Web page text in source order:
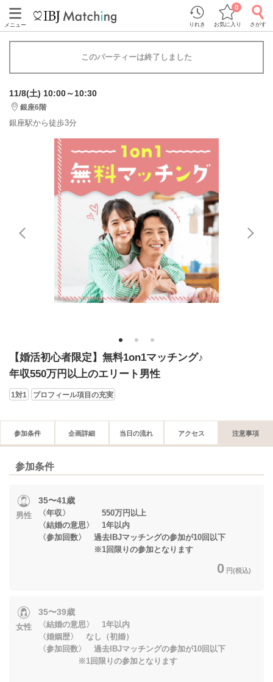
メニュー りれき お気に入り
0
さがす
このパーティーは終了しました
11/8(土) 10:00～10:30
銀座6階
銀座駅から徒歩3分
1 2 3
【婚活初心者限定】無料1on1マッチング♪
年収550万円以上のエリート男性
1対1 プロフィール項目の充実
参加条件 企画詳細 当日の流れ アクセス 注意事項
参加条件
男性
35〜41歳
〈年収〉 550万円以上
〈結婚の意思〉 1年以内
〈参加回数〉 過去IBJマッチングの参加が10回以下
※1回限りの参加となります
0 円(税込)
女性
35〜39歳
〈結婚の意思〉 1年以内
〈婚姻歴〉 なし（初婚）
〈参加回数〉 過去IBJマッチングの参加が10回以下
※1回限りの参加となります